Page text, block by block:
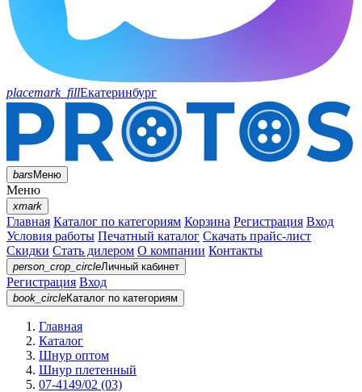
placemark_fillЕкатеринбург
barsМеню
Меню
xmark
Главная Каталог по категориям Корзина Регистрация Вход
Условия работы Печатный каталог Скачать прайс-лист
Скидки Стать дилером О компании Контакты
person_crop_circleЛичный кабинет
Регистрация Вход
book_circleКаталог по категориям
Главная
Каталог
Шнур оптом
Шнур плетенный
07-4149/02 (03)